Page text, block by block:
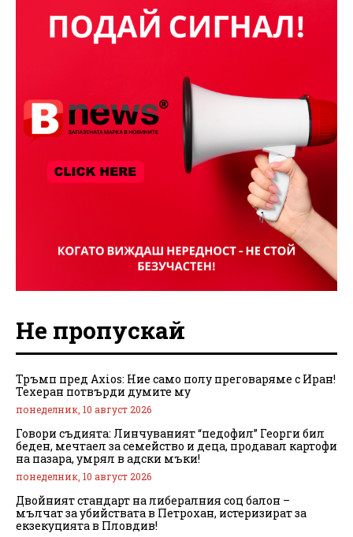
Не пропускай
Тръмп пред Axios: Ние само полу преговаряме с Иран!
Техеран потвърди думите му
понеделник, 10 август 2026
Говори съдията: Линчуваният “педофил” Георги бил
беден, мечтаел за семейство и деца, продавал картофи
на пазара, умрял в адски мъки!
понеделник, 10 август 2026
Двойният стандарт на либералния соц балон –
мълчат за убийствата в Петрохан, истеризират за
екзекуцията в Пловдив!